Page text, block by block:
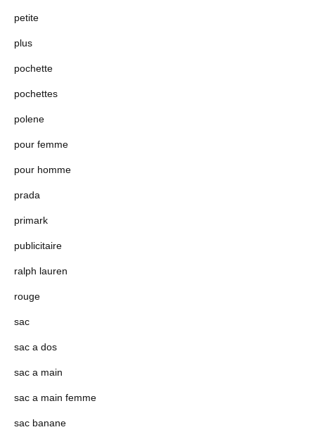
petite
plus
pochette
pochettes
polene
pour femme
pour homme
prada
primark
publicitaire
ralph lauren
rouge
sac
sac a dos
sac a main
sac a main femme
sac banane